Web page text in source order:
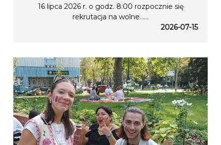
16 lipca 2026 r. o godz. 8:00 rozpocznie się
rekrutacja na wolne…...
2026-07-15